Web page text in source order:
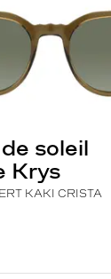
soleil
Krys
KAKI CRISTA